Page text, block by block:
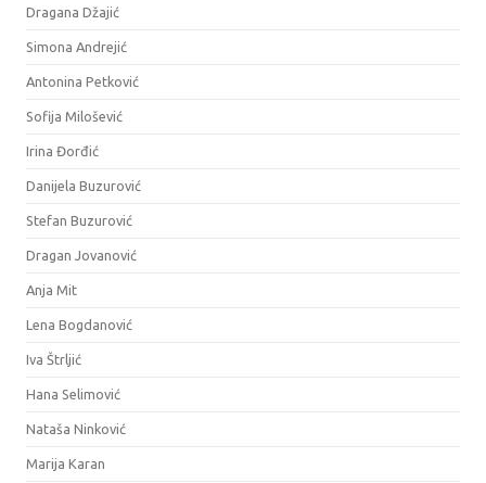
Dragana Džajić
Simona Andrejić
Antonina Petković
Sofija Milošević
Irina Đorđić
Danijela Buzurović
Stefan Buzurović
Dragan Jovanović
Anja Mit
Lena Bogdanović
Iva Štrljić
Hana Selimović
Nataša Ninković
Marija Karan